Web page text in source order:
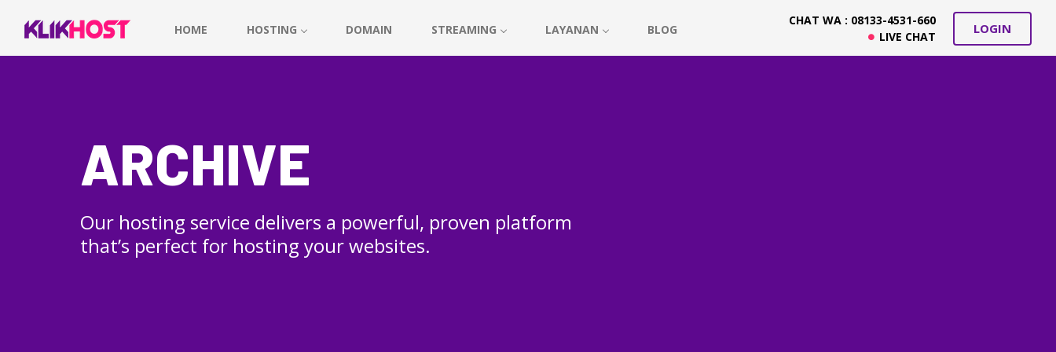
HOME HOSTING DOMAIN STREAMING LAYANAN BLOG
CHAT WA : 08133-4531-660
LIVE CHAT
LOGIN
ARCHIVE
Our hosting service delivers a powerful, proven platform
that’s perfect for hosting your websites.